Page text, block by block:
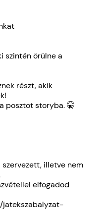
szintén örülne a
részt, akik
posztot storyba. 🤫
illetve nem
elfogadod
jatekszabalyzat-